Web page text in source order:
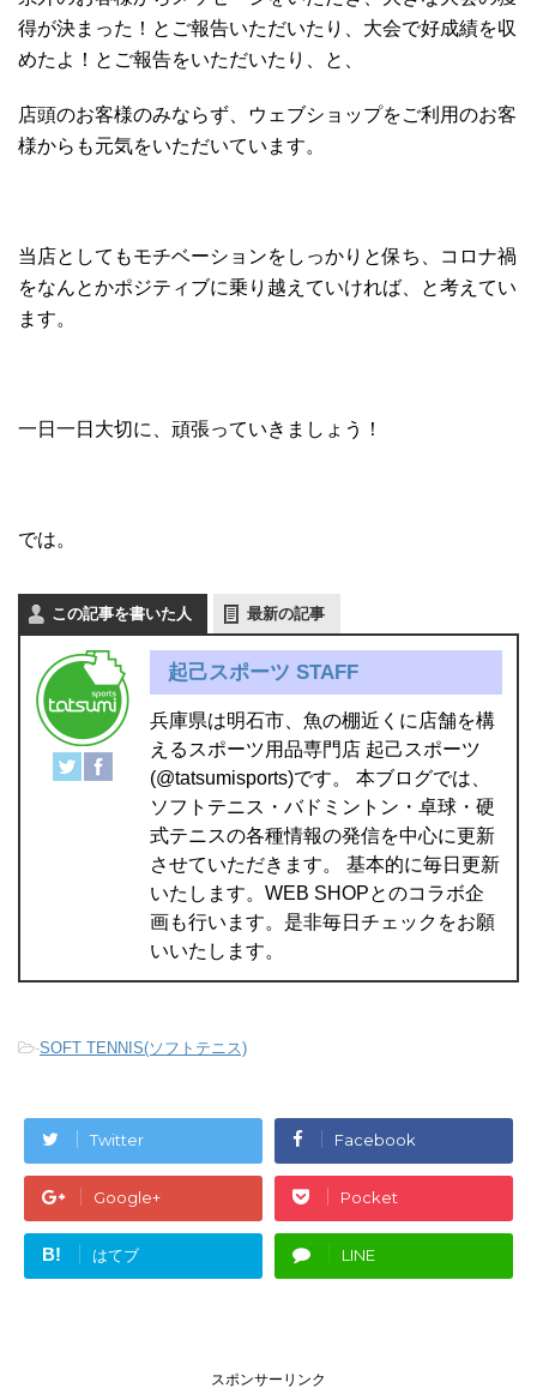
得が決まった！とご報告いただいたり、大会で好成績を収
めたよ！とご報告をいただいたり、と、
店頭のお客様のみならず、ウェブショップをご利用のお客
様からも元気をいただいています。
当店としてもモチベーションをしっかりと保ち、コロナ禍
をなんとかポジティブに乗り越えていければ、と考えてい
ます。
一日一日大切に、頑張っていきましょう！
では。
この記事を書いた人 最新の記事
起己スポーツ STAFF
兵庫県は明石市、魚の棚近くに店舗を構
えるスポーツ用品専門店 起己スポーツ
(@tatsumisports)です。 本ブログでは、
ソフトテニス・バドミントン・卓球・硬
式テニスの各種情報の発信を中心に更新
させていただきます。 基本的に毎日更新
いたします。WEB SHOPとのコラボ企
画も行います。是非毎日チェックをお願
いいたします。
-SOFT TENNIS(ソフトテニス)
Twitter Facebook
Google+ Pocket
B! はてブ LINE
スポンサーリンク